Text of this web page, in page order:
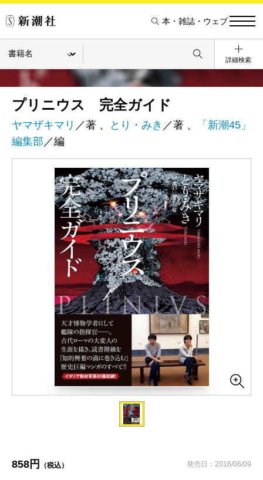
本・雑誌・ウェブ
詳細検索
プリニウス 完全ガイド
ヤマザキマリ ／著 、 とり・みき ／著 、
「新潮45」
編集部 ／編
858円 （税込） 発売日：2016/06/09